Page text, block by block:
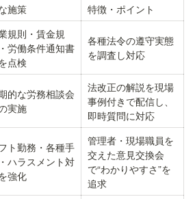
施策 特徴・ポイント
規則・賃金規
労働条件通知書
点検
各種法令の遵守実態
を調査し対応
的な労務相談会
実施
法改正の解説を現場
事例付きで配信し、
即時質問に対応
ト勤務・各種手
ハラスメント対
強化
管理者・現場職員を
交えた意見交換会
で“わかりやすさ”を
追求